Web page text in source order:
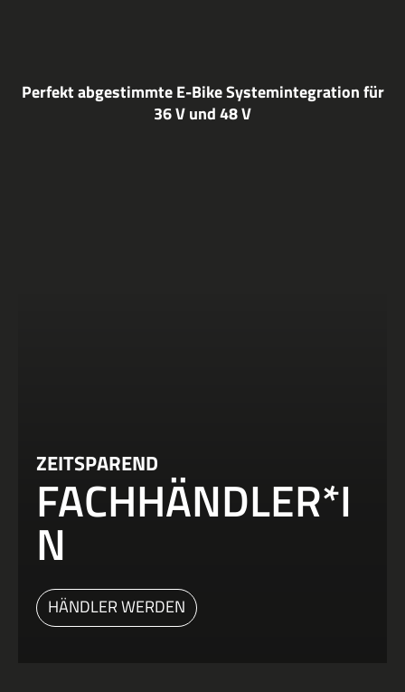
Perfekt abgestimmte E-Bike Systemintegration für
36 V und 48 V
ZEITSPAREND
FACHHÄNDLER*I
N
HÄNDLER WERDEN